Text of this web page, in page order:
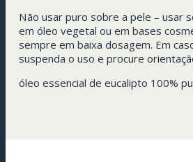
Não usar puro sobre a pele – usar
em óleo vegetal ou em bases
sempre em baixa dosagem. Em
suspenda o uso e procure
óleo essencial de eucalipto 100%